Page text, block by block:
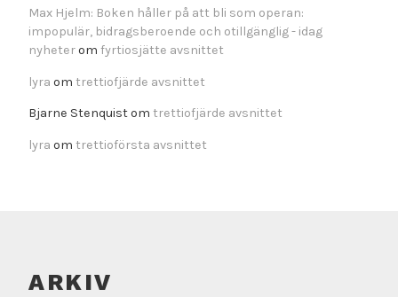
Max Hjelm: Boken håller på att bli som operan:
impopulär, bidragsberoende och otillgänglig - idag
nyheterom fyrtiosjätte avsnittet
lyra om trettiofjärde avsnittet
Bjarne Stenquistom trettiofjärde avsnittet
lyra om trettioförsta avsnittet
ARKIV